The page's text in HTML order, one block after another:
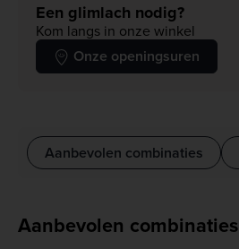
Een glimlach nodig?
Kom langs in onze winkel
Onze openingsuren
Aanbevolen combinaties
Aanbevolen combinaties